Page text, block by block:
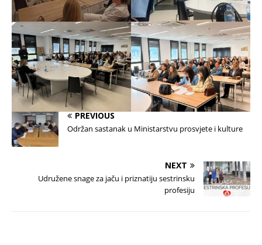
PREVIOUS
Održan sastanak u Ministarstvu prosvjete i kulture
NEXT
Udružene snage za jaču i priznatiju sestrinsku
profesiju